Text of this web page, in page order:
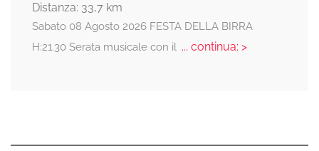
Distanza: 33,7 km
Sabato 08 Agosto 2026 FESTA DELLA BIRRA
H:21.30 Serata musicale con il... continua: >